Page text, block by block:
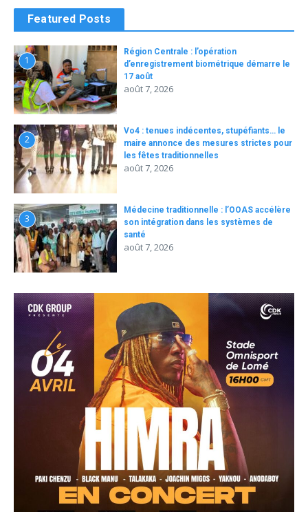
Featured Posts
1
Région Centrale : l’opération
d’enregistrement biométrique démarre le
17 août
août 7, 2026
2
Vo4 : tenues indécentes, stupéfiants… le
maire annonce des mesures strictes pour
les fêtes traditionnelles
août 7, 2026
3
Médecine traditionnelle : l’OOAS accélère
son intégration dans les systèmes de
santé
août 7, 2026